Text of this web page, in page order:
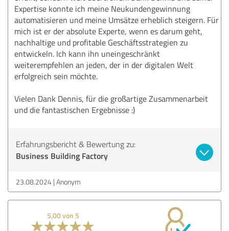
Expertise konnte ich meine Neukundengewinnung
automatisieren und meine Umsätze erheblich steigern. Für
mich ist er der absolute Experte, wenn es darum geht,
nachhaltige und profitable Geschäftsstrategien zu
entwickeln. Ich kann ihn uneingeschränkt
weiterempfehlen an jeden, der in der digitalen Welt
erfolgreich sein möchte.
Vielen Dank Dennis, für die großartige Zusammenarbeit
und die fantastischen Ergebnisse :)
Erfahrungsbericht & Bewertung zu:
Business Building Factory
23.08.2024 Anonym
5,00 von 5